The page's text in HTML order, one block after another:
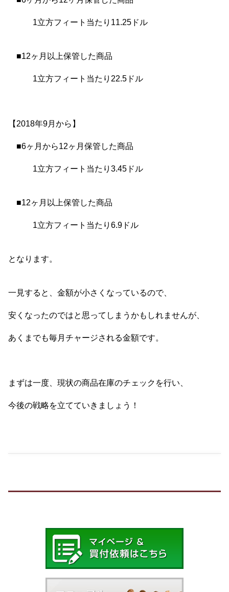
1立方フィート当たり11.25ドル
■12ヶ月以上保管した商品
1立方フィート当たり22.5ドル
【2018年9月から】
■6ヶ月から12ヶ月保管した商品
1立方フィート当たり3.45ドル
■12ヶ月以上保管した商品
1立方フィート当たり6.9ドル
となります。
一見すると、金額が小さくなっているので、
安くなったのではと思ってしまうかもしれませんが、
あくまでも毎月チャージされる金額です。
まずは一度、現状の商品在庫のチェックを行い、
今後の戦略を立てていきましょう！